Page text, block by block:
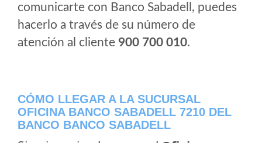
comunicarte con Banco Sabadell, puedes
hacerlo a través de su número de
atención al cliente 900 700 010.
CÓMO LLEGAR A LA SUCURSAL
OFICINA BANCO SABADELL 7210 DEL
BANCO BANCO SABADELL